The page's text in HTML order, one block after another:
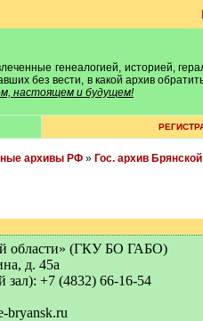
генеалогией, историей,
без вести, в какой архив
настоящем и будущем!
архивы РФ» Гос. архив
области» (ГКУ БО ГАБО)
д. 45а
зал): +7 (4832) 66-16-54
bryansk.ru